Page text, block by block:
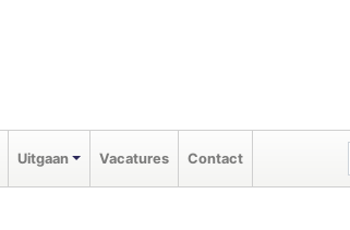
Uitgaan Vacatures Contact